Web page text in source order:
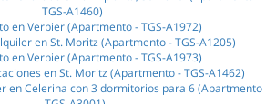
TGS-A1460)
en Verbier (Apartmento - TGS-A1972)
en St. Moritz (Apartmento - TGS-A1205)
en Verbier (Apartmento - TGS-A1973)
en St. Moritz (Apartmento - TGS-A1462)
en Celerina con 3 dormitorios para 6 (Apartmento